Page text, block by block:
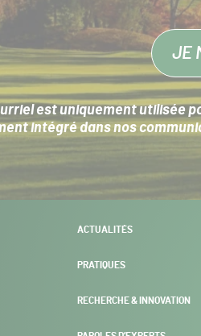
JE
est uniquement utilisée
intégré dans nos
ACTUALITÉS
PRATIQUES
RECHERCHE & INNOVATION